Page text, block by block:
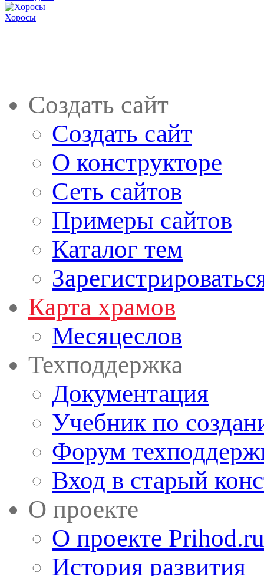
Хоросы
Создать сайт
Создать сайт
О конструкторе
Сеть сайтов
Примеры сайтов
Каталог тем
Карта храмов
Месяцеслов
Техподдержка
Документация
Учебник по
Форум
Вход в старый
О проекте
О проекте Prihod.ru
История развития